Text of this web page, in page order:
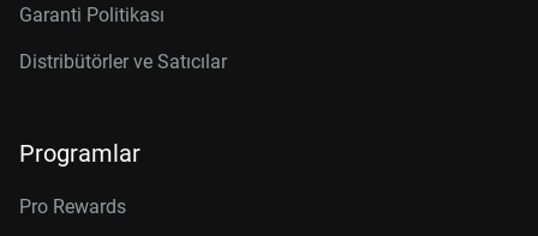
Garanti Politikası
Distribütörler ve Satıcılar
Programlar
Pro Rewards